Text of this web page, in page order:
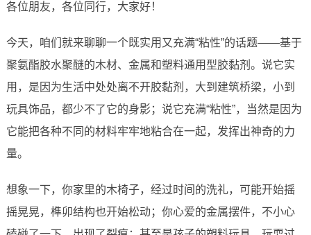
各位朋友，各位同行，大家好！
今天，咱们就来聊聊一个既实用又充满“粘性”的话题——基于
聚氨酯胶水聚醚的木材、金属和塑料通用型胶黏剂。说它实
用，是因为生活中处处离不开胶黏剂，大到建筑桥梁，小到
玩具饰品，都少不了它的身影；说它充满“粘性”，当然是因为
它能把各种不同的材料牢牢地粘合在一起，发挥出神奇的力
量。
想象一下，你家里的木椅子，经过时间的洗礼，可能开始摇
摇晃晃，榫卯结构也开始松动；你心爱的金属摆件，不小心